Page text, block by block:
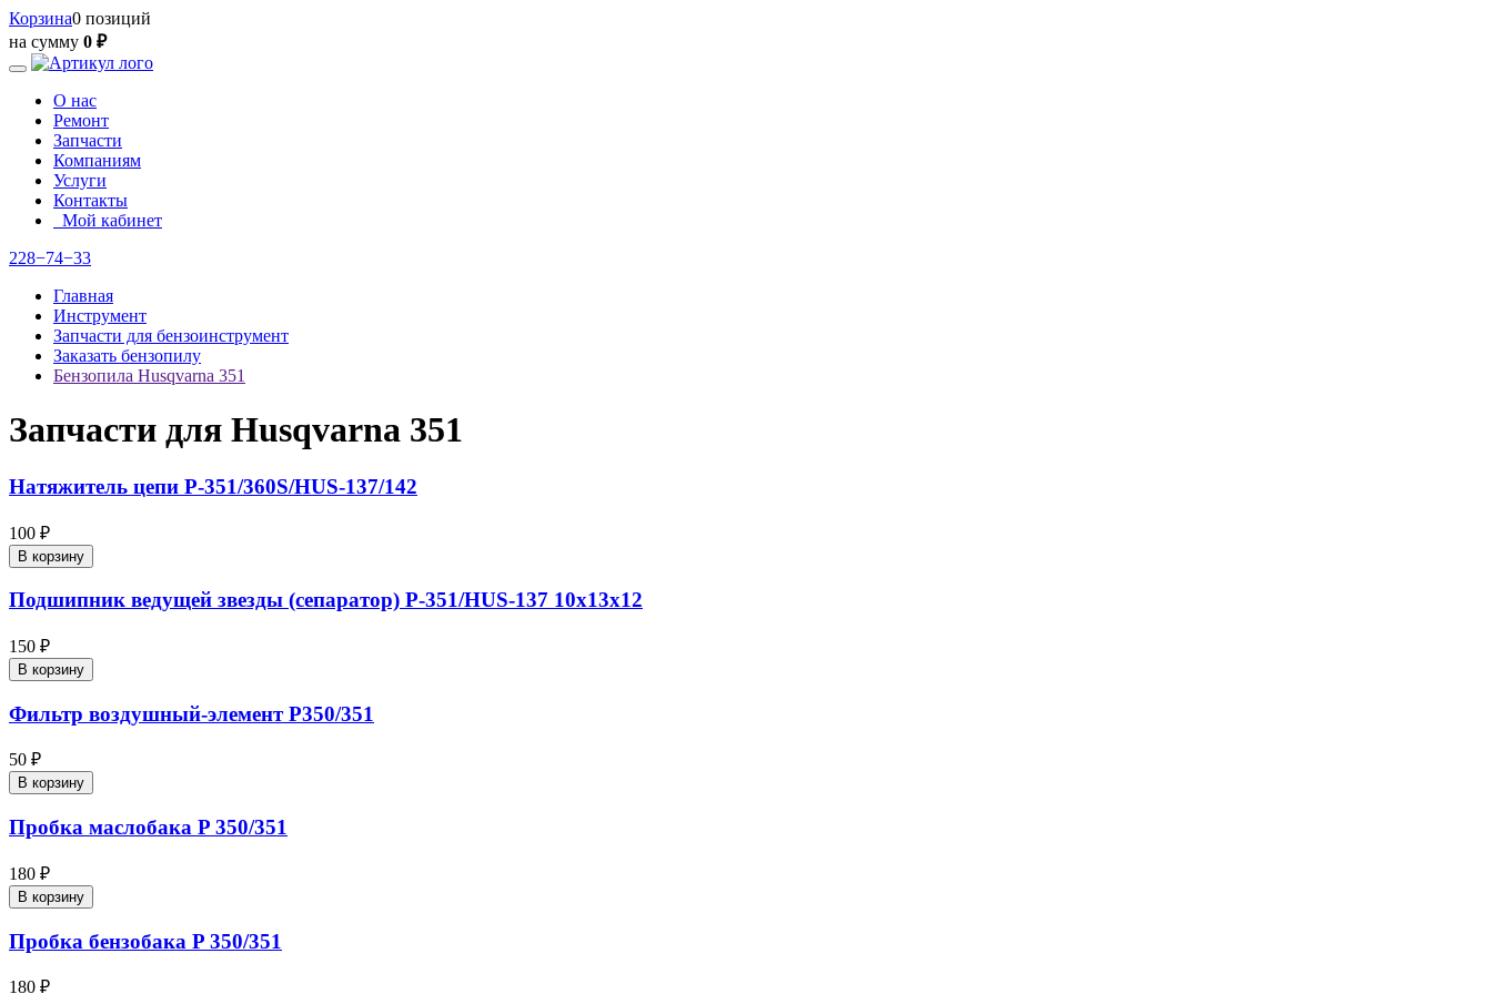
Корзина0 позиций
на сумму 0 ₽
О нас
Ремонт
Запчасти
Компаниям
Услуги
Контакты
Мой кабинет
228−74−33
Главная
Инструмент
Запчасти для бензоинструмент
Заказать бензопилу
Бензопила Husqvarna 351
Запчасти для Husqvarna 351
Натяжитель цепи P-351/360S/HUS-137/142
100 ₽
В корзину
Подшипник ведущей звезды (сепаратор) P-351/HUS-137 10х13х12
150 ₽
В корзину
Фильтр воздушный-элемент P350/351
50 ₽
В корзину
Пробка маслобака P 350/351
180 ₽
В корзину
Пробка бензобака P 350/351
180 ₽